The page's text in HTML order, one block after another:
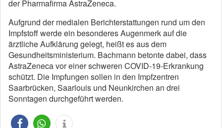
der Pharmafirma AstraZeneca.
Aufgrund der medialen Berichterstattungen rund um den
Impfstoff werde ein besonderes Augenmerk auf die
ärztliche Aufklärung gelegt, heißt es aus dem
Gesundheitsministerium. Bachmann betonte dabei, dass
AstraZeneca vor einer schweren COVID-19-Erkrankung
schützt. Die Impfungen sollen in den Impfzentren
Saarbrücken, Saarlouis und Neunkirchen an drei
Sonntagen durchgeführt werden.